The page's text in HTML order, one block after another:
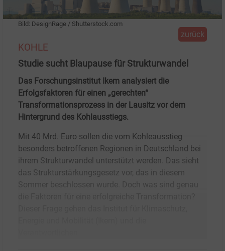
Bild: DesignRage / Shutterstock.com
zurück
KOHLE
Studie sucht Blaupause für Strukturwandel
Das Forschungsinstitut Ikem analysiert die
Erfolgsfaktoren für einen „gerechten“
Transformationsprozess in der Lausitz vor dem
Hintergrund des Kohlausstiegs.
Mit 40 Mrd. Euro sollen die vom Kohleausstieg
besonders betroffenen Regionen in Deutschland bei
ihrem Strukturwandel unterstützt werden. Das sieht
das Strukturstärkungsgesetz vor, das in diesem
Sommer beschlossen wurde. Doch was sind genau